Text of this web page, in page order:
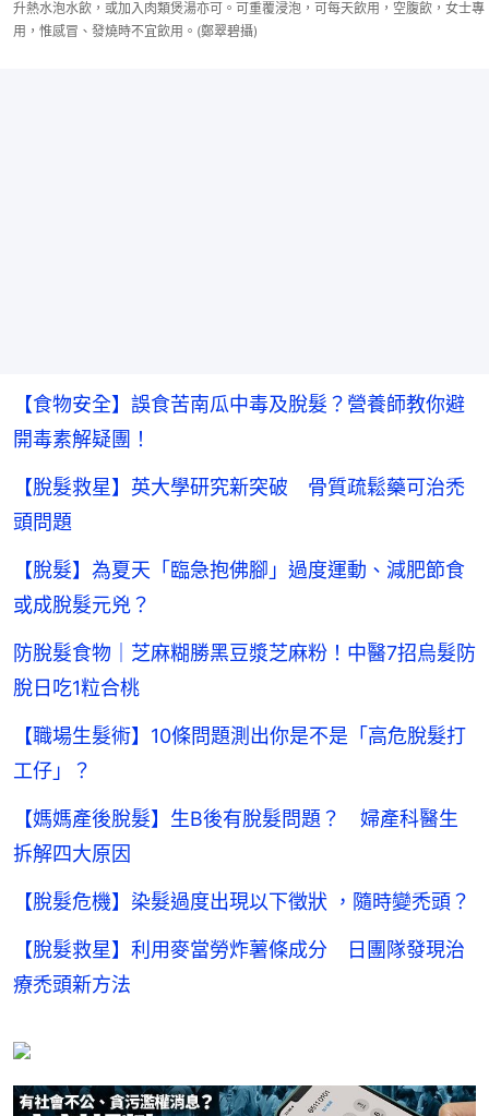
升熱水泡水飲，或加入肉類煲湯亦可。可重覆浸泡，可每天飲用，空腹飲，女士專
用，惟感冒、發燒時不宜飲用。(鄭翠碧攝)
【食物安全】誤食苦南瓜中毒及脫髮？營養師教你避
開毒素解疑團！
【脫髮救星】英大學研究新突破 骨質疏鬆藥可治禿
頭問題
【脫髮】為夏天「臨急抱佛腳」過度運動、減肥節食
或成脫髮元兇？
防脫髮食物｜芝麻糊勝黑豆漿芝麻粉！中醫7招烏髮防
脫日吃1粒合桃
【職場生髮術】10條問題測出你是不是「高危脫髮打
工仔」？
【媽媽產後脫髮】生B後有脫髮問題？ 婦產科醫生
拆解四大原因
【脫髮危機】染髮過度出現以下徵狀 ，隨時變禿頭？
【脫髮救星】利用麥當勞炸薯條成分 日團隊發現治
療禿頭新方法